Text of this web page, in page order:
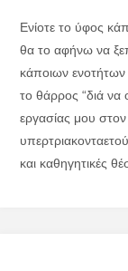
Ενίοτε το ύφος
θα το αφήνω να
κάποιων ενοτήτων
το θάρρος “διά να
εργασίας μου στον
και καθηγητικές